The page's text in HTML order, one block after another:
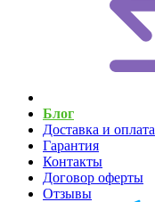
Блог
Доставка и оплата
Гарантия
Контакты
Договор оферты
Отзывы